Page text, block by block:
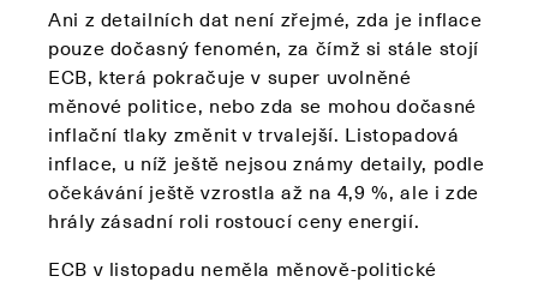
Ani z detailních dat není zřejmé, zda je inflace
pouze dočasný fenomén, za čímž si stále stojí
ECB, která pokračuje v super uvolněné
měnové politice, nebo zda se mohou dočasné
inflační tlaky změnit v trvalejší. Listopadová
inflace, u níž ještě nejsou známy detaily, podle
očekávání ještě vzrostla až na 4,9 %, ale i zde
hrály zásadní roli rostoucí ceny energií.
ECB v listopadu neměla měnově-politické